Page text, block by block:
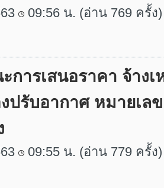
09:56 น. (อ่าน 769 ครั้ง)
การเสนอราคา จ้าง
ปรับอากาศ หมายเล
09:55 น. (อ่าน 779 ครั้ง)